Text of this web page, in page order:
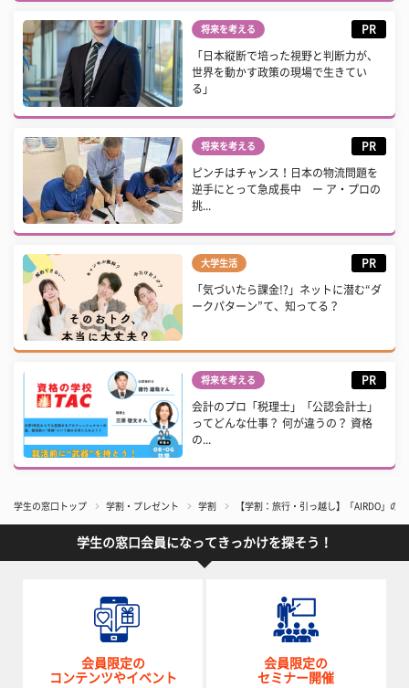
将来を考える PR
「日本縦断で培った視野と判断力が、
世界を動かす政策の現場で生きてい
る」
将来を考える PR
ピンチはチャンス！日本の物流問題を
逆手にとって急成長中 ー ア・プロの
挑...
大学生活 PR
「気づいたら課金!?」ネットに潜む“ダ
ークパターン”て、知ってる？
将来を考える PR
会計のプロ「税理士」「公認会計士」
ってどんな仕事？ 何が違うの？ 資格
の...
学生の窓口トップ 学割・プレゼント 学割 【学割：旅行・引っ越し】「AIRDO」の
学生の窓口会員になってきっかけを探そう！
会員限定の
コンテンツやイベント
会員限定の
セミナー開催